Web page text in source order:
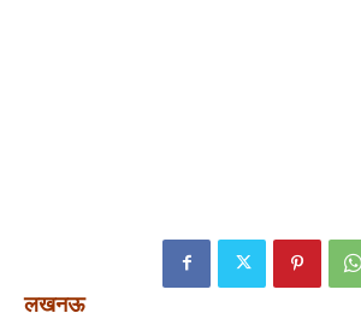
लखनऊ